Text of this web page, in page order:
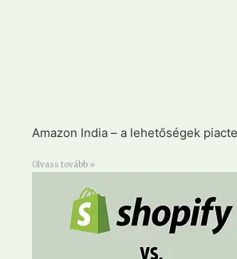
Amazon India – a lehetőségek
Olvass tovább »